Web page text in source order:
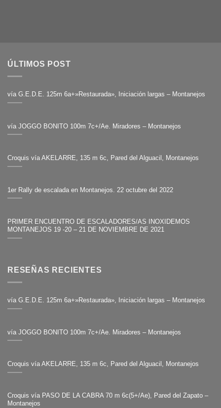
ÚLTIMOS POST
vía G.E.D.E. 125m 6a+»Restaurada», Iniciación largas – Montanejos
vía JOGGO BONITO 100m 7c+/Ae. Miradores – Montanejos
Croquis vía AKELARRE, 135 m 6c, Pared del Alguacil, Montanejos
1er Rally de escalada en Montanejos. 22 octubre del 2022
PRIMER ENCUENTRO DE ESCALADORES/AS INOXIDEMOS
MONTANEJOS 19 -20 – 21 DE NOVIEMBRE DE 2021
RESEÑAS RECIENTES
vía G.E.D.E. 125m 6a+»Restaurada», Iniciación largas – Montanejos
vía JOGGO BONITO 100m 7c+/Ae. Miradores – Montanejos
Croquis vía AKELARRE, 135 m 6c, Pared del Alguacil, Montanejos
Croquis vía PASO DE LA CABRA 70 m 6c(5+/Ae), Pared del Zapato –
Montanejos